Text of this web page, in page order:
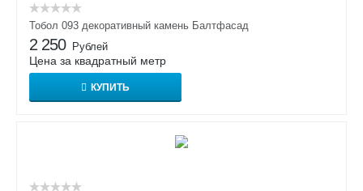
Тобол 093 декоративный камень Балтфасад
2 250 Рублей
Цена за квадратный метр
КУПИТЬ